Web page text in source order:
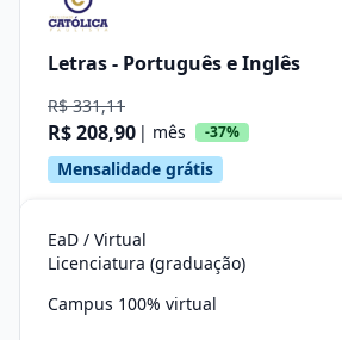
Letras - Português e Inglês
R$ 331,11
R$ 208,90 | mês -37%
Mensalidade grátis
EaD / Virtual
Licenciatura (graduação)
Campus 100% virtual